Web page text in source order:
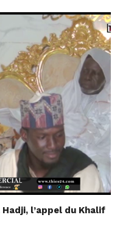
l’appel du Khalif